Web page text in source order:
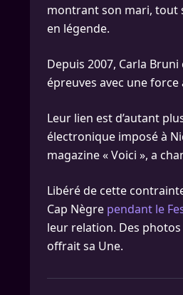
montrant son mari, tout
en légende.
Depuis 2007, Carla
épreuves avec une
Leur lien est d’autant
électronique imposé à
magazine « Voici », a
Libéré de cette
Cap Nègre pendant le
leur relation. Des
offrait sa Une.